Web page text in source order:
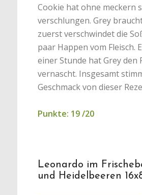
Cookie hat ohne meckern
verschlungen. Grey
zuerst verschwindet die
paar Happen vom Fleisch.
einer Stunde hat Grey den
vernascht. Insgesamt
Geschmack von dieser
Punkte: 19 /20
Leonardo im
und Heidelbeeren